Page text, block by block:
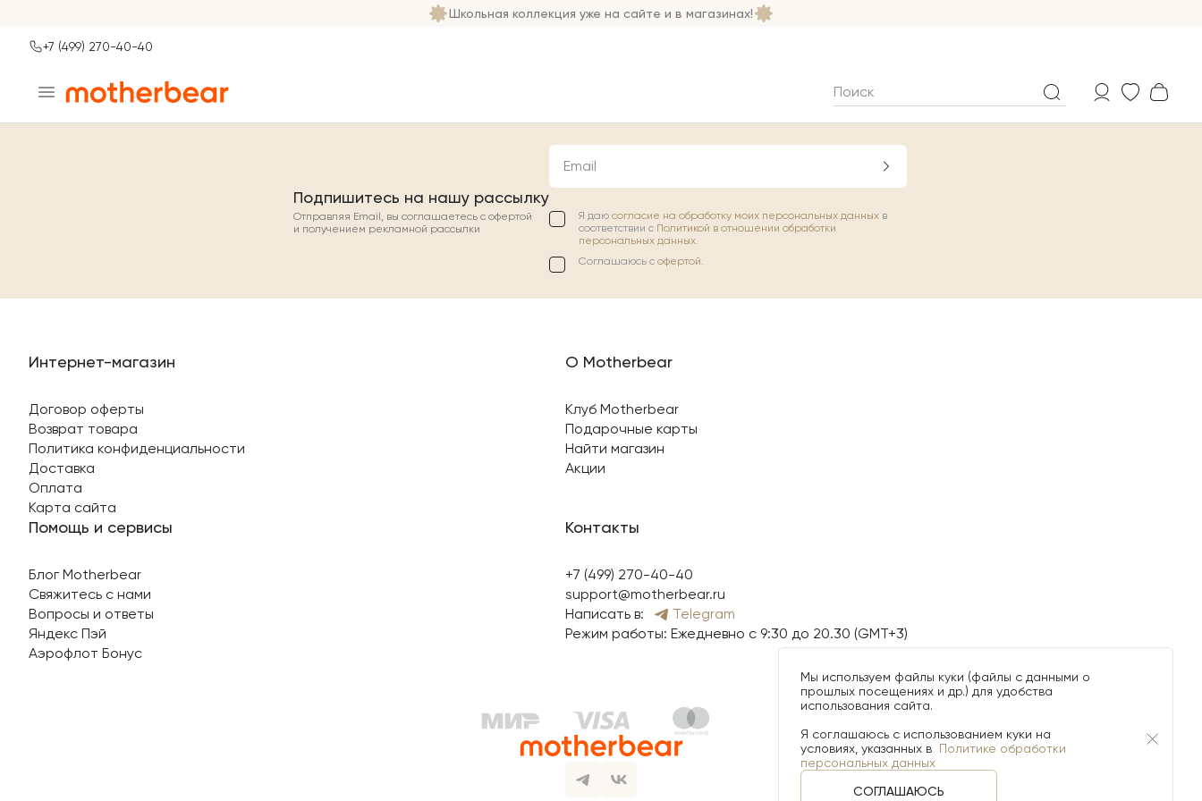
Школьная коллекция уже на сайте и в магазинах!
Ваш город
+7 (499) 270-40-40
Подпишитесь на нашу рассылку
Отправляя Email, вы соглашаетесь с офертой
и получением рекламной рассылки
Email
Я даю согласие на обработку моих персональных данных в
соответствии с Политикой в отношении обработки
персональных данных.
Соглашаюсь с офертой.
Интернет-магазин
Договор оферты
Возврат товара
Политика конфиденциальности
Доставка
Оплата
Карта сайта
О Motherbear
Клуб Motherbear
Подарочные карты
Найти магазин
Акции
Помощь и сервисы
Блог Motherbear
Свяжитесь с нами
Вопросы и ответы
Яндекс Пэй
Аэрофлот Бонус
Контакты
+7 (499) 270-40-40
support@motherbear.ru
Написать в:
Telegram
Режим работы: Ежедневно с 9:30 до 20.30 (GMT+3)
Мы используем файлы куки (файлы с данными о
прошлых посещениях и др.) для удобства
использования сайта.
Я соглашаюсь с использованием куки на
условиях, указанных в Политике обработки
персональных данных
СОГЛАШАЮСЬ